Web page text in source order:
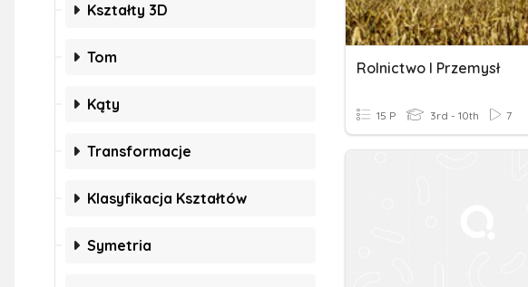
Kształty 3D
Tom
Kąty
Transformacje
Klasyfikacja Kształtów
Symetria
Rolnictwo I Przemysł
15 P 3rd - 10th 7